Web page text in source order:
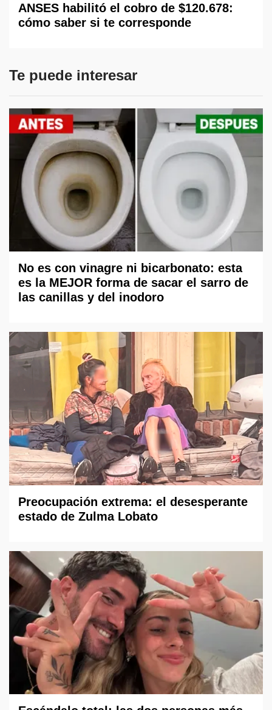
ANSES habilitó el cobro de $120.678:
cómo saber si te corresponde
Te puede interesar
No es con vinagre ni bicarbonato: esta
es la MEJOR forma de sacar el sarro de
las canillas y del inodoro
Preocupación extrema: el desesperante
estado de Zulma Lobato